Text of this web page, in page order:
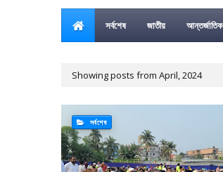
সর্বশেষ জাতীয় আন্তর্জাতিক
Showing posts from April, 2024
সর্বশেষ